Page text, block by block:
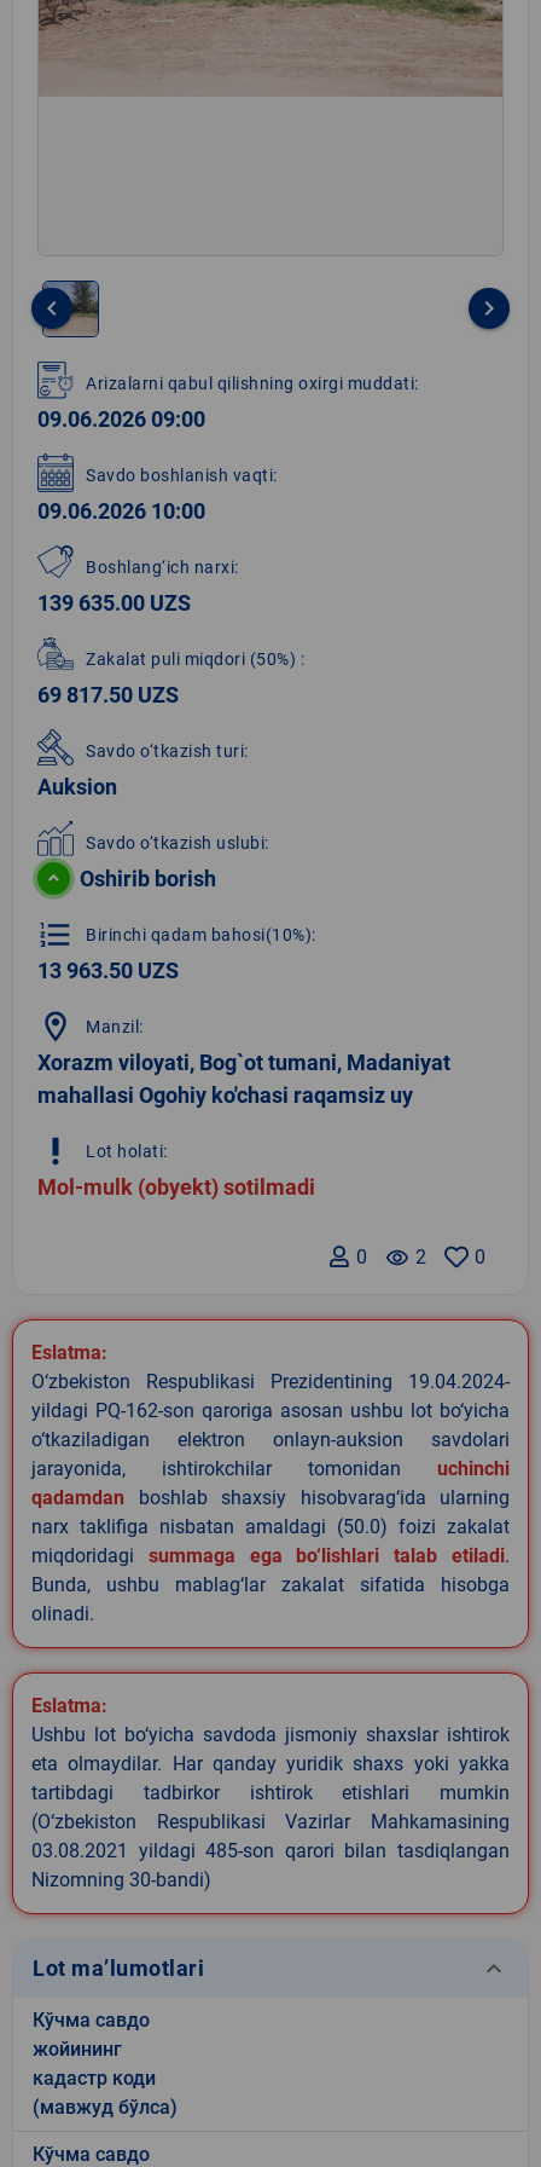
1
of
1
keyboard_arrow_left keyboard_arrow_right
Arizalarni qabul qilishning oxirgi muddati:
09.06.2026 09:00
Savdo boshlanish vaqti:
09.06.2026 10:00
Boshlang‘ich narxi:
139 635.00 UZS
Zakalat puli miqdori (50%) :
69 817.50 UZS
Savdo o‘tkazish turi:
Auksion
Savdo o‘tkazish uslubi:
Oshirib borish
format_list_numbered Birinchi qadam bahosi(10%):
13 963.50 UZS
location_on Manzil:
Xorazm viloyati, Bog`ot tumani, Madaniyat
mahallasi Ogohiy ko'chasi raqamsiz uy
priority_high Lot holati:
Mol-mulk (obyekt) sotilmadi
0
remove_red_eye 2
0
Eslatma:
O‘zbekiston Respublikasi Prezidentining 19.04.2024-
yildagi PQ-162-son qaroriga asosan ushbu lot bo‘yicha
o‘tkaziladigan elektron onlayn-auksion savdolari
jarayonida, ishtirokchilar tomonidan uchinchi
qadamdan boshlab shaxsiy hisobvarag‘ida ularning
narx taklifiga nisbatan amaldagi (50.0) foizi zakalat
miqdoridagi summaga ega bo‘lishlari talab etiladi.
Bunda, ushbu mablag‘lar zakalat sifatida hisobga
olinadi.
Eslatma:
Ushbu lot bo‘yicha savdoda jismoniy shaxslar ishtirok
eta olmaydilar. Har qanday yuridik shaxs yoki yakka
tartibdagi tadbirkor ishtirok etishlari mumkin
(O‘zbekiston Respublikasi Vazirlar Mahkamasining
03.08.2021 yildagi 485-son qarori bilan tasdiqlangan
Nizomning 30-bandi)
Lot ma’lumotlari keyboard_arrow_down
Кўчма савдо
жойининг
кадастр коди
(мавжуд бўлса)
Кўчма савдо